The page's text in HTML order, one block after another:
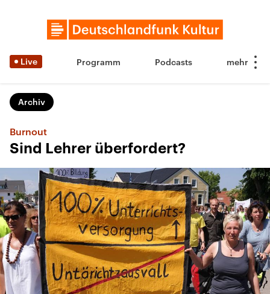
Live Programm Podcasts
Archiv
Burnout
Sind Lehrer überfordert?